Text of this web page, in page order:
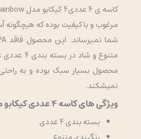
مرغوب و با کیفیت بوده که هیچگونه
متنوع و
محصول بسیار سبک بوده و به راحتی
نمیشکند.
ویژگی های کاسه 4 عددی کیکابو مدل Rainbow
بسته بندی 4 عددی